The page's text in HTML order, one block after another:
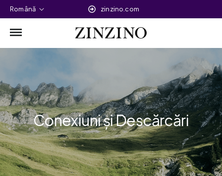
Română zinzino.com
Conexiuni și Descărcări